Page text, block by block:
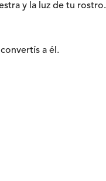
y la luz de tu rostro.
a él.